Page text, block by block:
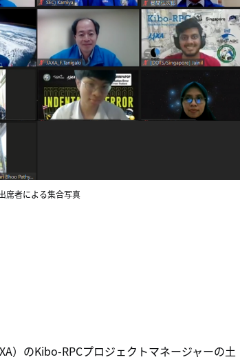
席者による集合写真
）のKibo-RPCプロジェクトマネージャーの土